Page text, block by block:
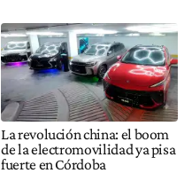
La revolución china: el boom
de la electromovilidad ya pisa
fuerte en Córdoba